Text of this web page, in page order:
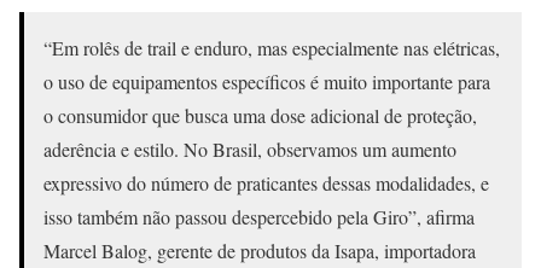
“Em rolês de trail e enduro, mas especialmente nas elétricas,
o uso de equipamentos específicos é muito importante para
o consumidor que busca uma dose adicional de proteção,
aderência e estilo. No Brasil, observamos um aumento
expressivo do número de praticantes dessas modalidades, e
isso também não passou despercebido pela Giro”, afirma
Marcel Balog, gerente de produtos da Isapa, importadora